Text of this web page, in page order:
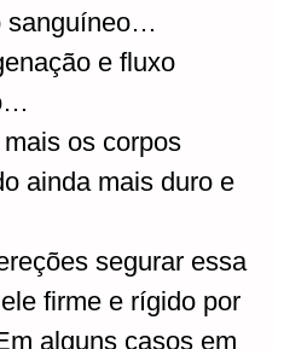
sanguíneo…
e fluxo
os corpos
ainda mais duro e
segurar essa
firme e rígido por
alguns casos em